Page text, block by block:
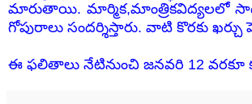
మారుతాయి. మార్మిక,మాంత్రికవిద్యలలో సాధన
గోపురాలు సందర్శిస్తారు. వాటి కొరకు ఖర్చు
ఈ ఫలితాలు నేటినుంచి జనవరి 12 వరకూ